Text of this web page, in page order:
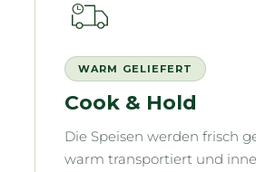
WARM GELIEFERT
Cook & Hold
Die Speisen werden frisch
warm transportiert und